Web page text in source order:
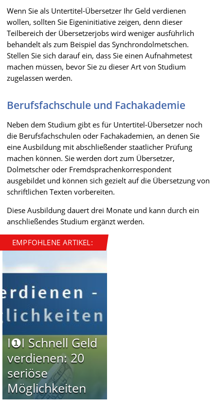
Wenn Sie als Untertitel-Übersetzer Ihr Geld verdienen
wollen, sollten Sie Eigeninitiative zeigen, denn dieser
Teilbereich der Übersetzerjobs wird weniger ausführlich
behandelt als zum Beispiel das Synchrondolmetschen.
Stellen Sie sich darauf ein, dass Sie einen Aufnahmetest
machen müssen, bevor Sie zu dieser Art von Studium
zugelassen werden.
Berufsfachschule und Fachakademie
Neben dem Studium gibt es für Untertitel-Übersetzer noch
die Berufsfachschulen oder Fachakademien, an denen Sie
eine Ausbildung mit abschließender staatlicher Prüfung
machen können. Sie werden dort zum Übersetzer,
Dolmetscher oder Fremdsprachenkorrespondent
ausgebildet und können sich gezielt auf die Übersetzung von
schriftlichen Texten vorbereiten.
Diese Ausbildung dauert drei Monate und kann durch ein
anschließendes Studium ergänzt werden.
EMPFOHLENE ARTIKEL:
I❶I Schnell Geld
verdienen: 20
seriöse
Möglichkeiten